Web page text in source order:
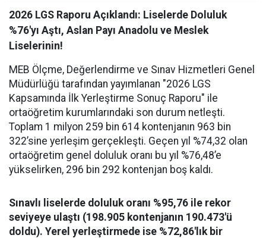
2026 LGS Raporu Açıklandı: Liselerde Doluluk
%76'yı Aştı, Aslan Payı Anadolu ve Meslek
Liselerinin!
MEB Ölçme, Değerlendirme ve Sınav Hizmetleri Genel
Müdürlüğü tarafından yayımlanan "2026 LGS
Kapsamında İlk Yerleştirme Sonuç Raporu" ile
ortaöğretim kurumlarındaki son durum netleşti.
Toplam 1 milyon 259 bin 614 kontenjanın 963 bin
322’sine yerleşim gerçekleşti. Geçen yıl %74,32 olan
ortaöğretim genel doluluk oranı bu yıl %76,48’e
yükselirken, 296 bin 292 kontenjan boş kaldı.
Sınavlı liselerde doluluk oranı %95,76 ile rekor
seviyeye ulaştı (198.905 kontenjanın 190.473'ü
doldu). Yerel yerleştirmede ise %72,86'lık bir